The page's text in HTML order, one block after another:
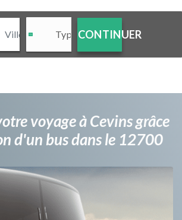
CONTINUER
voyage à Cevins grâce
d'un bus dans le 12700